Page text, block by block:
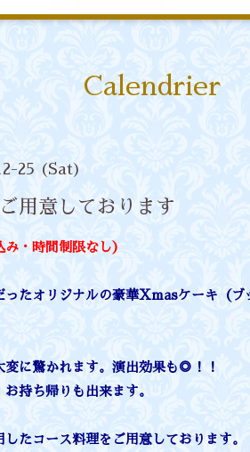
Calendrier
25 (Sat)
用意しております
・時間制限なし）
たオリジナルの豪華Xmasケーキ（
に驚かれます。演出効果も◎！！
持ち帰りも出来ます。
たコース料理をご用意しております。